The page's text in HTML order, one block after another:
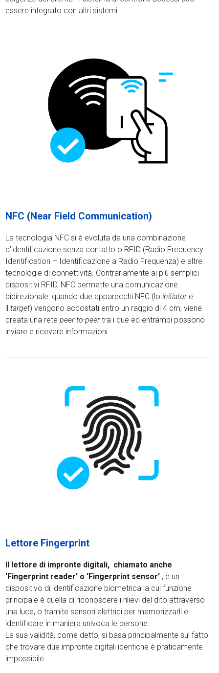
essere integrato con altri sistemi.
NFC (Near Field Communication)
La tecnologia NFC si è evoluta da una combinazione
d’identificazione senza contatto o RFID (Radio Frequency
Identification – Identificazione a Radio Frequenza) e altre
tecnologie di connettività. Contrariamente ai più semplici
dispositivi RFID, NFC permette una comunicazione
bidirezionale: quando due apparecchi NFC (loinitiatore
iltarget) vengono accostati entro un raggio di4 cm, viene
creata una retepeer-to-peertra i due ed entrambi possono
inviare e ricevere informazioni
Lettore Fingerprint
Il lettore di impronte digitali, chiamato anche
‘Fingerprint reader’ o ‘Fingerprint sensor’ , è un
dispositivo di identificazione biometrica la cui funzione
principale è quella di riconoscere i rilievi del dito attraverso
una luce, o tramite sensori elettrici per memorizzarli e
identificare in maniera univoca le persone.
La sua validità, come detto, si basa principalmente sul fatto
che trovare due impronte digitali identiche è praticamente
impossibile.